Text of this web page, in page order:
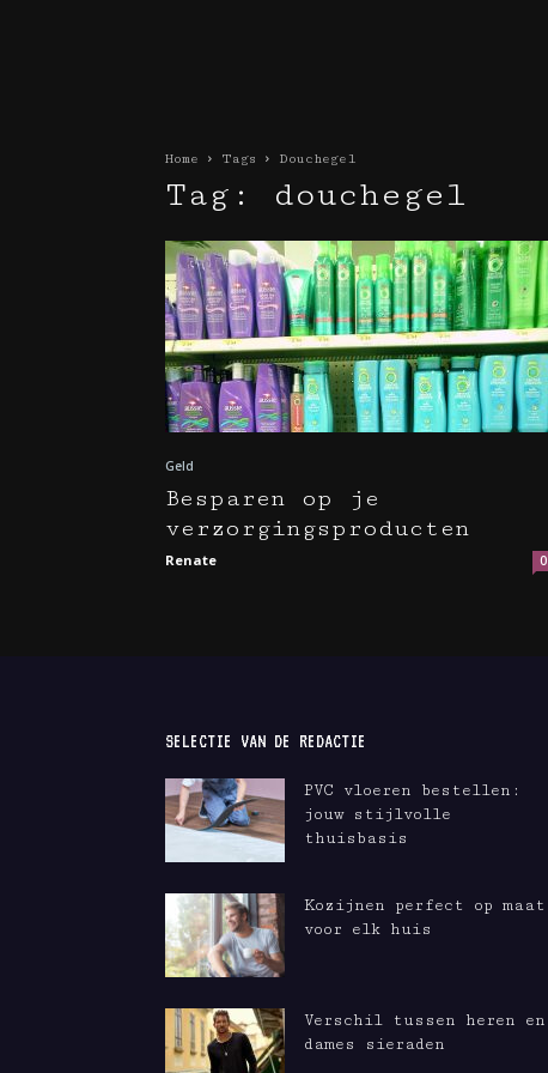
Home Tags Douchegel
Tag: douchegel
Geld
Besparen op je
verzorgingsproducten
Renate 0
SELECTIE VAN DE REDACTIE
PVC vloeren bestellen:
jouw stijlvolle
thuisbasis
Kozijnen perfect op maat
voor elk huis
Verschil tussen heren en
dames sieraden